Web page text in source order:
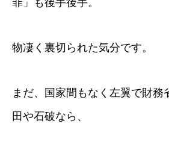
物凄く裏切られた気分です。
まだ、国家間もなく左翼で財務
田や石破なら、